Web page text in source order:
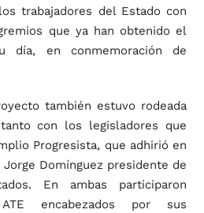
trabajadores del Estado con
que ya han obtenido el
día, en conmemoración de
también estuvo rodeada
con los legisladores que
Progresista, que adhirió en
Domínguez presidente de
En ambas participaron
encabezados por sus